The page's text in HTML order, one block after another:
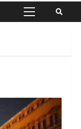
Primary